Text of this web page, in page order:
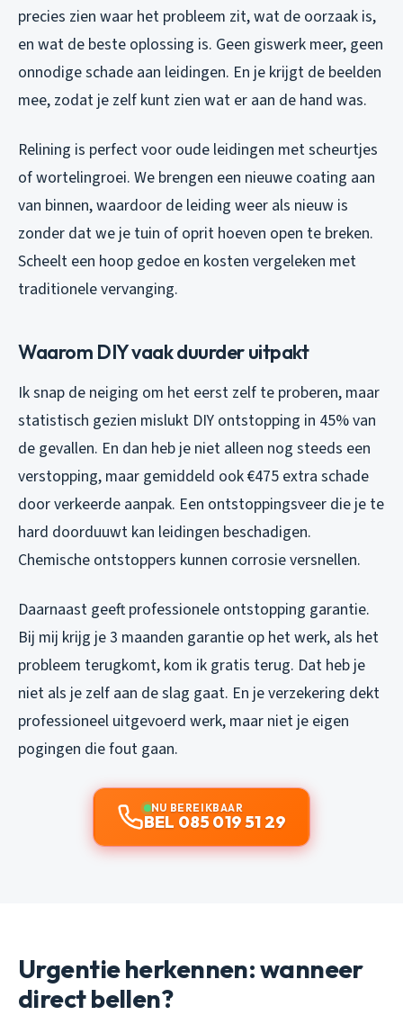
precies zien waar het probleem zit, wat de oorzaak is,
en wat de beste oplossing is. Geen giswerk meer, geen
onnodige schade aan leidingen. En je krijgt de beelden
mee, zodat je zelf kunt zien wat er aan de hand was.
Relining is perfect voor oude leidingen met scheurtjes
of wortelingroei. We brengen een nieuwe coating aan
van binnen, waardoor de leiding weer als nieuw is
zonder dat we je tuin of oprit hoeven open te breken.
Scheelt een hoop gedoe en kosten vergeleken met
traditionele vervanging.
Waarom DIY vaak duurder uitpakt
Ik snap de neiging om het eerst zelf te proberen, maar
statistisch gezien mislukt DIY ontstopping in 45% van
de gevallen. En dan heb je niet alleen nog steeds een
verstopping, maar gemiddeld ook €475 extra schade
door verkeerde aanpak. Een ontstoppingsveer die je te
hard doorduuwt kan leidingen beschadigen.
Chemische ontstoppers kunnen corrosie versnellen.
Daarnaast geeft professionele ontstopping garantie.
Bij mij krijg je 3 maanden garantie op het werk, als het
probleem terugkomt, kom ik gratis terug. Dat heb je
niet als je zelf aan de slag gaat. En je verzekering dekt
professioneel uitgevoerd werk, maar niet je eigen
pogingen die fout gaan.
NU BEREIKBAAR
BEL 085 019 51 29
Urgentie herkennen: wanneer
direct bellen?